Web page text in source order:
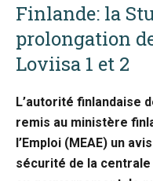
Finlande: la
prolongation
Loviisa 1 et 2
L’autorité finlandaise
remis au ministère
l’Emploi (MEAE) un
sécurité de la